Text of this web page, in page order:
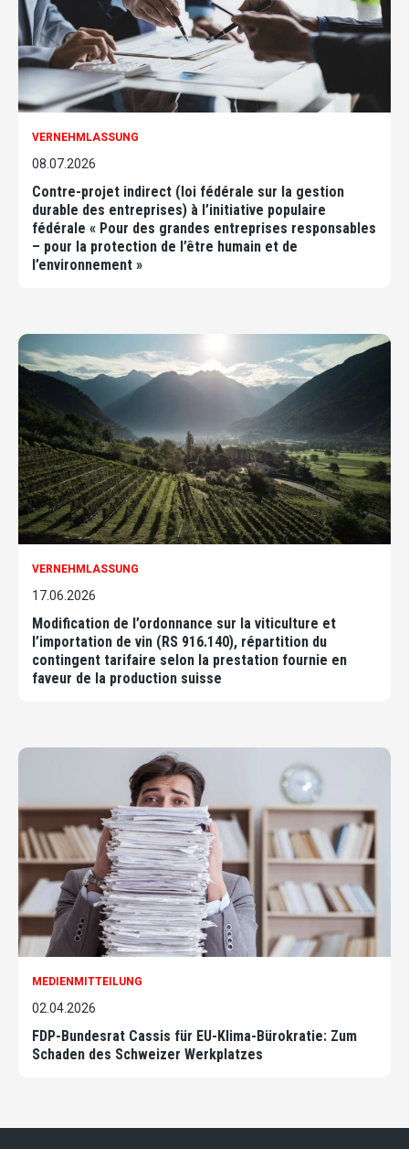
VERNEHMLASSUNG
08.07.2026
Contre-projet indirect (loi fédérale sur la gestion
durable des entreprises) à l’initiative populaire
fédérale « Pour des grandes entreprises responsables
– pour la protection de l’être humain et de
l’environnement »
VERNEHMLASSUNG
17.06.2026
Modification de l’ordonnance sur la viticulture et
l’importation de vin (RS 916.140), répartition du
contingent tarifaire selon la prestation fournie en
faveur de la production suisse
MEDIENMITTEILUNG
02.04.2026
FDP-Bundesrat Cassis für EU-Klima-Bürokratie: Zum
Schaden des Schweizer Werkplatzes